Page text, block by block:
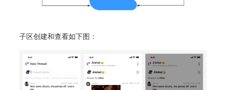
子区创建和查看如下图：